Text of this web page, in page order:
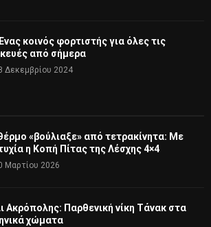
κοινός φορτιστής για όλες τις
από σήμερα
Δεκεμβρίου 2024
«βούλιαξε» από τετρακίνητα: Με
η Κοπή Πίτας της Λέσχης 4×4
Μαρτίου 2026
Ακρόπολης: Παρθενική νίκη Τάνακ στα
χώματα